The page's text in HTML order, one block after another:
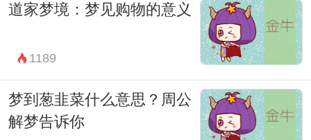
因此，当你再次进入梦境的时候，不妨试着
倾听并观察梦中场景中的细节和情感，它们
可能会为你揭示更多关于内心世界和潜意识
的奥秘。
道家梦境：梦见购物的意义
1189
梦到葱韭菜什么意思？周公
解梦告诉你